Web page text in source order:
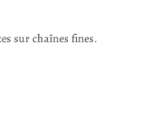
sur chaînes fines.